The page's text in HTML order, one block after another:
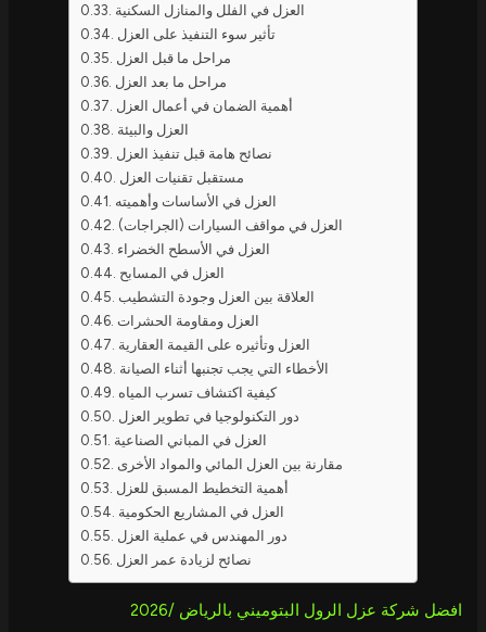
العزل في الفلل والمنازل السكنية
تأثير سوء التنفيذ على العزل
مراحل ما قبل العزل
مراحل ما بعد العزل
أهمية الضمان في أعمال العزل
العزل والبيئة
نصائح هامة قبل تنفيذ العزل
مستقبل تقنيات العزل
العزل في الأساسات وأهميته
العزل في مواقف السيارات (الجراجات)
العزل في الأسطح الخضراء
العزل في المسابح
العلاقة بين العزل وجودة التشطيب
العزل ومقاومة الحشرات
العزل وتأثيره على القيمة العقارية
الأخطاء التي يجب تجنبها أثناء الصيانة
كيفية اكتشاف تسرب المياه
دور التكنولوجيا في تطوير العزل
العزل في المباني الصناعية
مقارنة بين العزل المائي والمواد الأخرى
أهمية التخطيط المسبق للعزل
العزل في المشاريع الحكومية
دور المهندس في عملية العزل
نصائح لزيادة عمر العزل
افضل شركة عزل الرول البتوميني بالرياض /2026